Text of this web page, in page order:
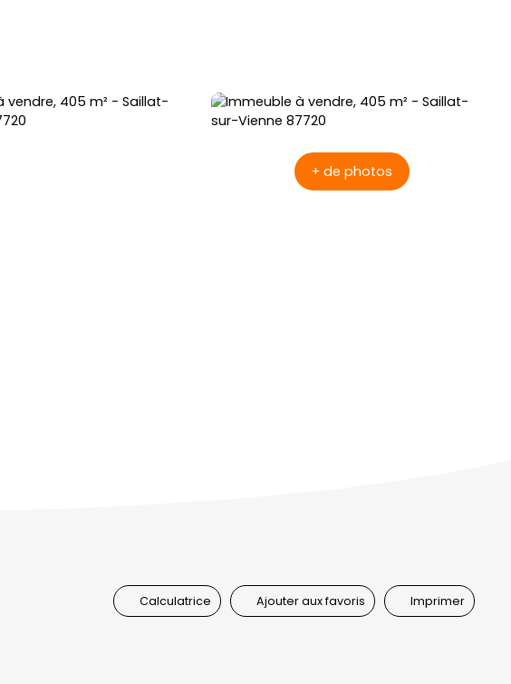
+ de photos
Calculatrice Ajouter aux favoris Imprimer